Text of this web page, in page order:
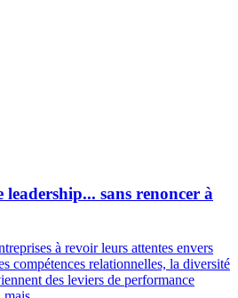
sans renoncer à
à revoir leurs attentes envers
compétences relationnelles, la diversité
des leviers de performance